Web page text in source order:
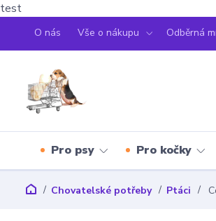
test
O nás Vše o nákupu Odběrná
Pro psy Pro kočky
Chovatelské potřeby Ptáci